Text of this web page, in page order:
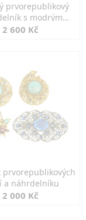
prvorepublikový
s modrým
spinelem
2 600 Kč
prvorepublikových
a náhrdelníku
2 000 Kč